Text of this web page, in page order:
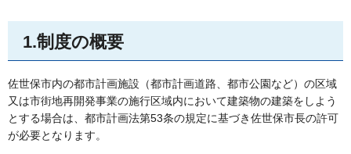
1.制度の概要
佐世保市内の都市計画施設（都市計画道路、都市公園など）の区域
又は市街地再開発事業の施行区域内において建築物の建築をしよう
とする場合は、都市計画法第53条の規定に基づき佐世保市長の許可
が必要となります。